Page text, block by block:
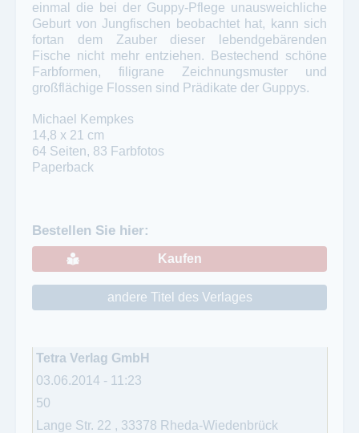
einmal die bei der Guppy-Pflege unausweichliche
Geburt von Jungfischen beobachtet hat, kann sich
fortan dem Zauber dieser lebendgebärenden
Fische nicht mehr entziehen. Bestechend schöne
Farbformen, filigrane Zeichnungsmuster und
großflächige Flossen sind Prädikate der Guppys.
Michael Kempkes
14,8 x 21 cm
64 Seiten, 83 Farbfotos
Paperback
Bestellen Sie hier:
Kaufen
andere Titel des Verlages
Tetra Verlag GmbH
03.06.2014 - 11:23
50
Lange Str. 22 , 33378 Rheda-Wiedenbrück